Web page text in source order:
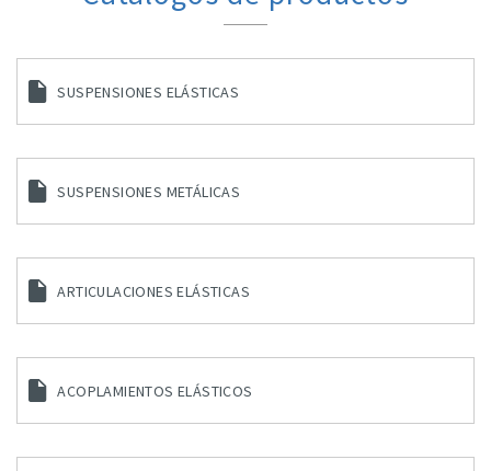
SUSPENSIONES ELÁSTICAS
SUSPENSIONES METÁLICAS
ARTICULACIONES ELÁSTICAS
ACOPLAMIENTOS ELÁSTICOS